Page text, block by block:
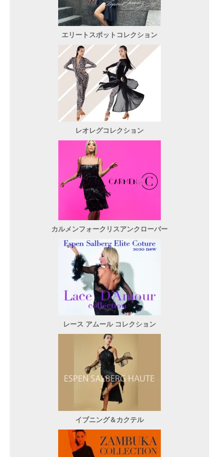
エリートスポットコレクション
レオレグコレクション
カルメンフォークリスアンクローバー
レース アムール コレクション
イブニング＆カクテル